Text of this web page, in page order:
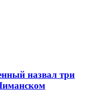
назвал три